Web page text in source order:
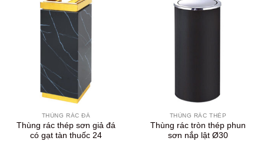
THÙNG RÁC ĐÁ
Thùng rác thép sơn giả đá
có gạt tàn thuốc 24
THÙNG RÁC THÉP
Thùng rác tròn thép phun
sơn nắp lật Ø30